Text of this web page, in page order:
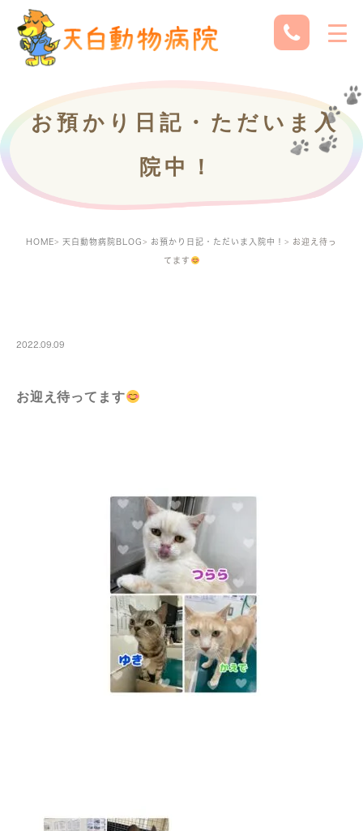
お預かり日記・ただいま入
院中！
HOME 天白動物病院BLOG お預かり日記・ただいま入院中！ お迎え待っ
てます
2022.09.09
お迎え待ってます